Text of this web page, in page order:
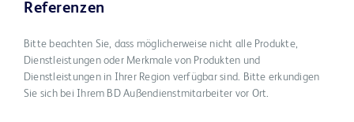
Referenzen
Bitte beachten Sie, dass möglicherweise nicht alle Produkte,
Dienstleistungen oder Merkmale von Produkten und
Dienstleistungen in Ihrer Region verfügbar sind. Bitte erkundigen
Sie sich bei Ihrem BD Außendienstmitarbeiter vor Ort.